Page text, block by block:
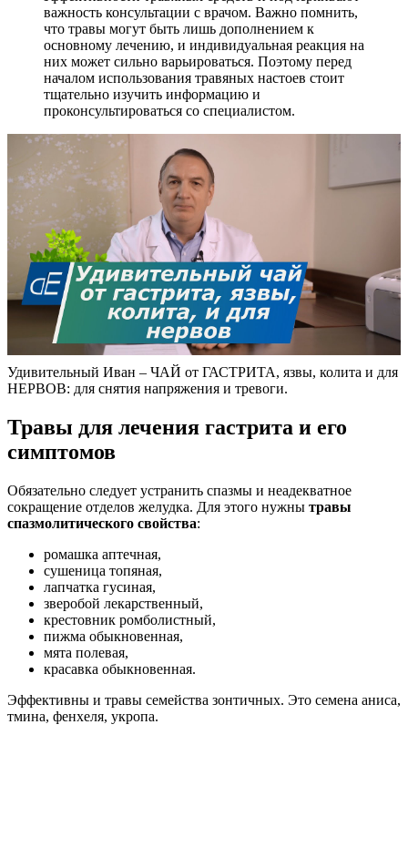
важность консультации с врачом. Важно помнить,
что травы могут быть лишь дополнением к
основному лечению, и индивидуальная реакция на
них может сильно варьироваться. Поэтому перед
началом использования травяных настоев стоит
тщательно изучить информацию и
проконсультироваться со специалистом.
Удивительный Иван – ЧАЙ от ГАСТРИТА, язвы, колита и для
НЕРВОВ: для снятия напряжения и тревоги.
Травы для лечения гастрита и его
симптомов
Обязательно следует устранить спазмы и неадекватное
сокращение отделов желудка. Для этого нужны травы
спазмолитического свойства:
ромашка аптечная,
сушеница топяная,
лапчатка гусиная,
зверобой лекарственный,
крестовник ромболистный,
пижма обыкновенная,
мята полевая,
красавка обыкновенная.
Эффективны и травы семейства зонтичных. Это семена аниса,
тмина, фенхеля, укропа.